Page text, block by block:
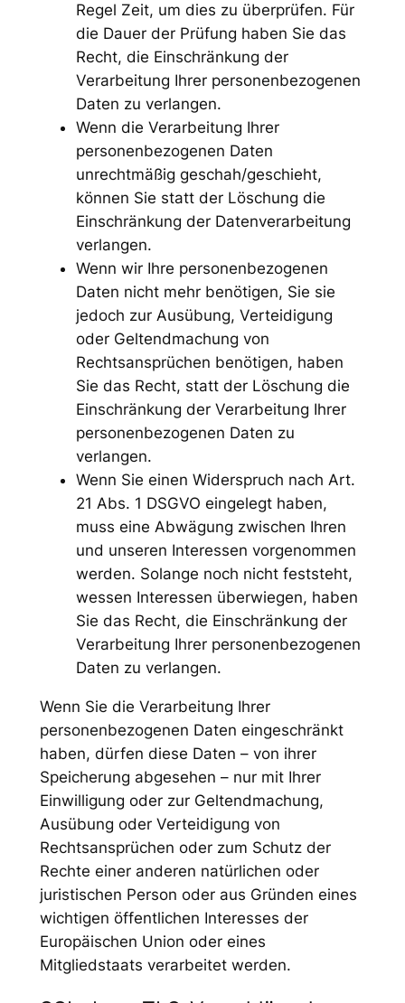
Regel Zeit, um dies zu überprüfen. Für
die Dauer der Prüfung haben Sie das
Recht, die Einschränkung der
Verarbeitung Ihrer personenbezogenen
Daten zu verlangen.
Wenn die Verarbeitung Ihrer
personenbezogenen Daten
unrechtmäßig geschah/geschieht,
können Sie statt der Löschung die
Einschränkung der Datenverarbeitung
verlangen.
Wenn wir Ihre personenbezogenen
Daten nicht mehr benötigen, Sie sie
jedoch zur Ausübung, Verteidigung
oder Geltendmachung von
Rechtsansprüchen benötigen, haben
Sie das Recht, statt der Löschung die
Einschränkung der Verarbeitung Ihrer
personenbezogenen Daten zu
verlangen.
Wenn Sie einen Widerspruch nach Art.
21 Abs. 1 DSGVO eingelegt haben,
muss eine Abwägung zwischen Ihren
und unseren Interessen vorgenommen
werden. Solange noch nicht feststeht,
wessen Interessen überwiegen, haben
Sie das Recht, die Einschränkung der
Verarbeitung Ihrer personenbezogenen
Daten zu verlangen.
Wenn Sie die Verarbeitung Ihrer
personenbezogenen Daten eingeschränkt
haben, dürfen diese Daten – von ihrer
Speicherung abgesehen – nur mit Ihrer
Einwilligung oder zur Geltendmachung,
Ausübung oder Verteidigung von
Rechtsansprüchen oder zum Schutz der
Rechte einer anderen natürlichen oder
juristischen Person oder aus Gründen eines
wichtigen öffentlichen Interesses der
Europäischen Union oder eines
Mitgliedstaats verarbeitet werden.